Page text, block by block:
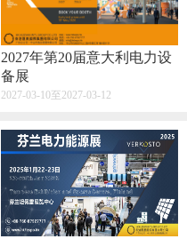
2027年第20届意大利电力设
备展
2027-03-10至2027-03-12